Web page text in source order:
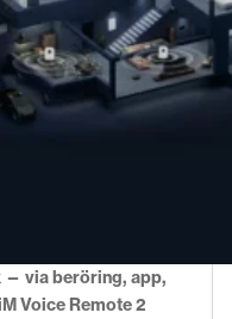
— via beröring, app,
Voice Remote 2